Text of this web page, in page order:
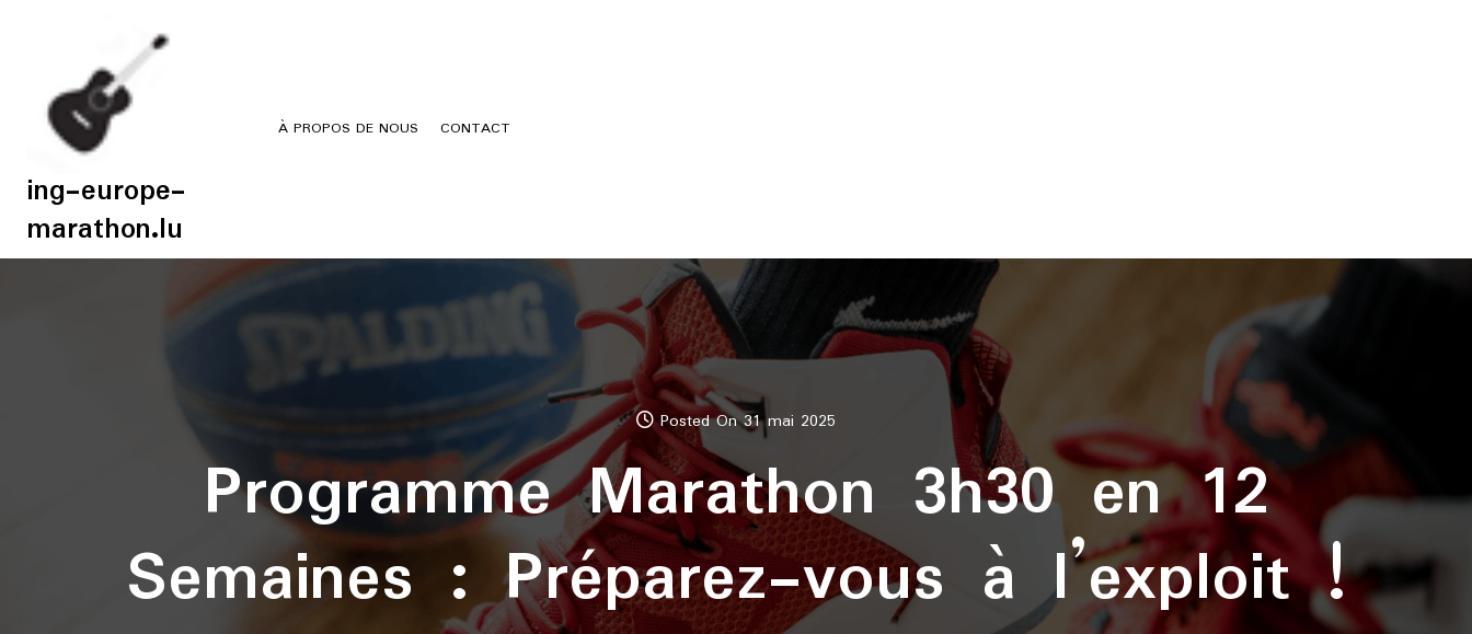
ing-europe-
marathon.lu
À PROPOS DE NOUS CONTACT
Posted On 31 mai 2025
Programme Marathon 3h30 en 12
Semaines : Préparez-vous à l’exploit !